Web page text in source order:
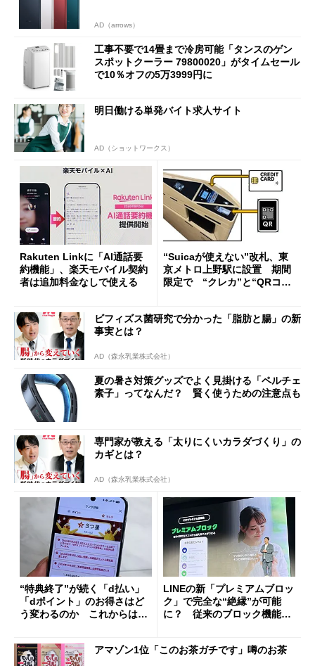
AD（arrows）
工事不要で14畳まで冷房可能「タンスのゲン
スポットクーラー 79800020」がタイムセール
で10％オフの5万3999円に
明日働ける単発バイト求人サイト
AD（ショットワークス）
Rakuten Linkに「AI通話要
約機能」、楽天モバイル契約
者は追加料金なしで使える
“Suicaが使えない”改札、東
京メトロ上野駅に設置 期間
限定で “クレカ”と“QRコー
ビフィズス菌研究で分かった「脂肪と腸」の新
事実とは？
AD（森永乳業株式会社）
夏の暑さ対策グッズでよく見掛ける「ペルチェ
素子」ってなんだ？ 賢く使うための注意点も
専門家が教える「太りにくいカラダづくり」の
カギとは？
AD（森永乳業株式会社）
“特典終了”が続く「d払い」
「dポイント」のお得さはど
う変わるのか これからは
LINEの新「プレミアムブロッ
ク」で完全な“絶縁”が可能
に？ 従来のブロック機能と
アマゾン1位「このお茶ガチです」噂のお茶